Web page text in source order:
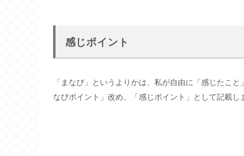
感じポイント
「まなび」というよりかは、私が自由に「感じたこ
なびポイント」改め、「感じポイント」として記載し